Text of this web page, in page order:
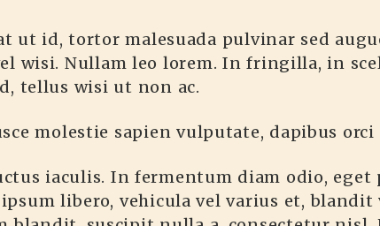
ut id, tortor malesuada pulvinar sed
wisi. Nullam leo lorem. In fringilla, in
tellus wisi ut non ac.
molestie sapien vulputate, dapibus
iaculis. In fermentum diam odio, eget
libero, vehicula vel varius et, blandit